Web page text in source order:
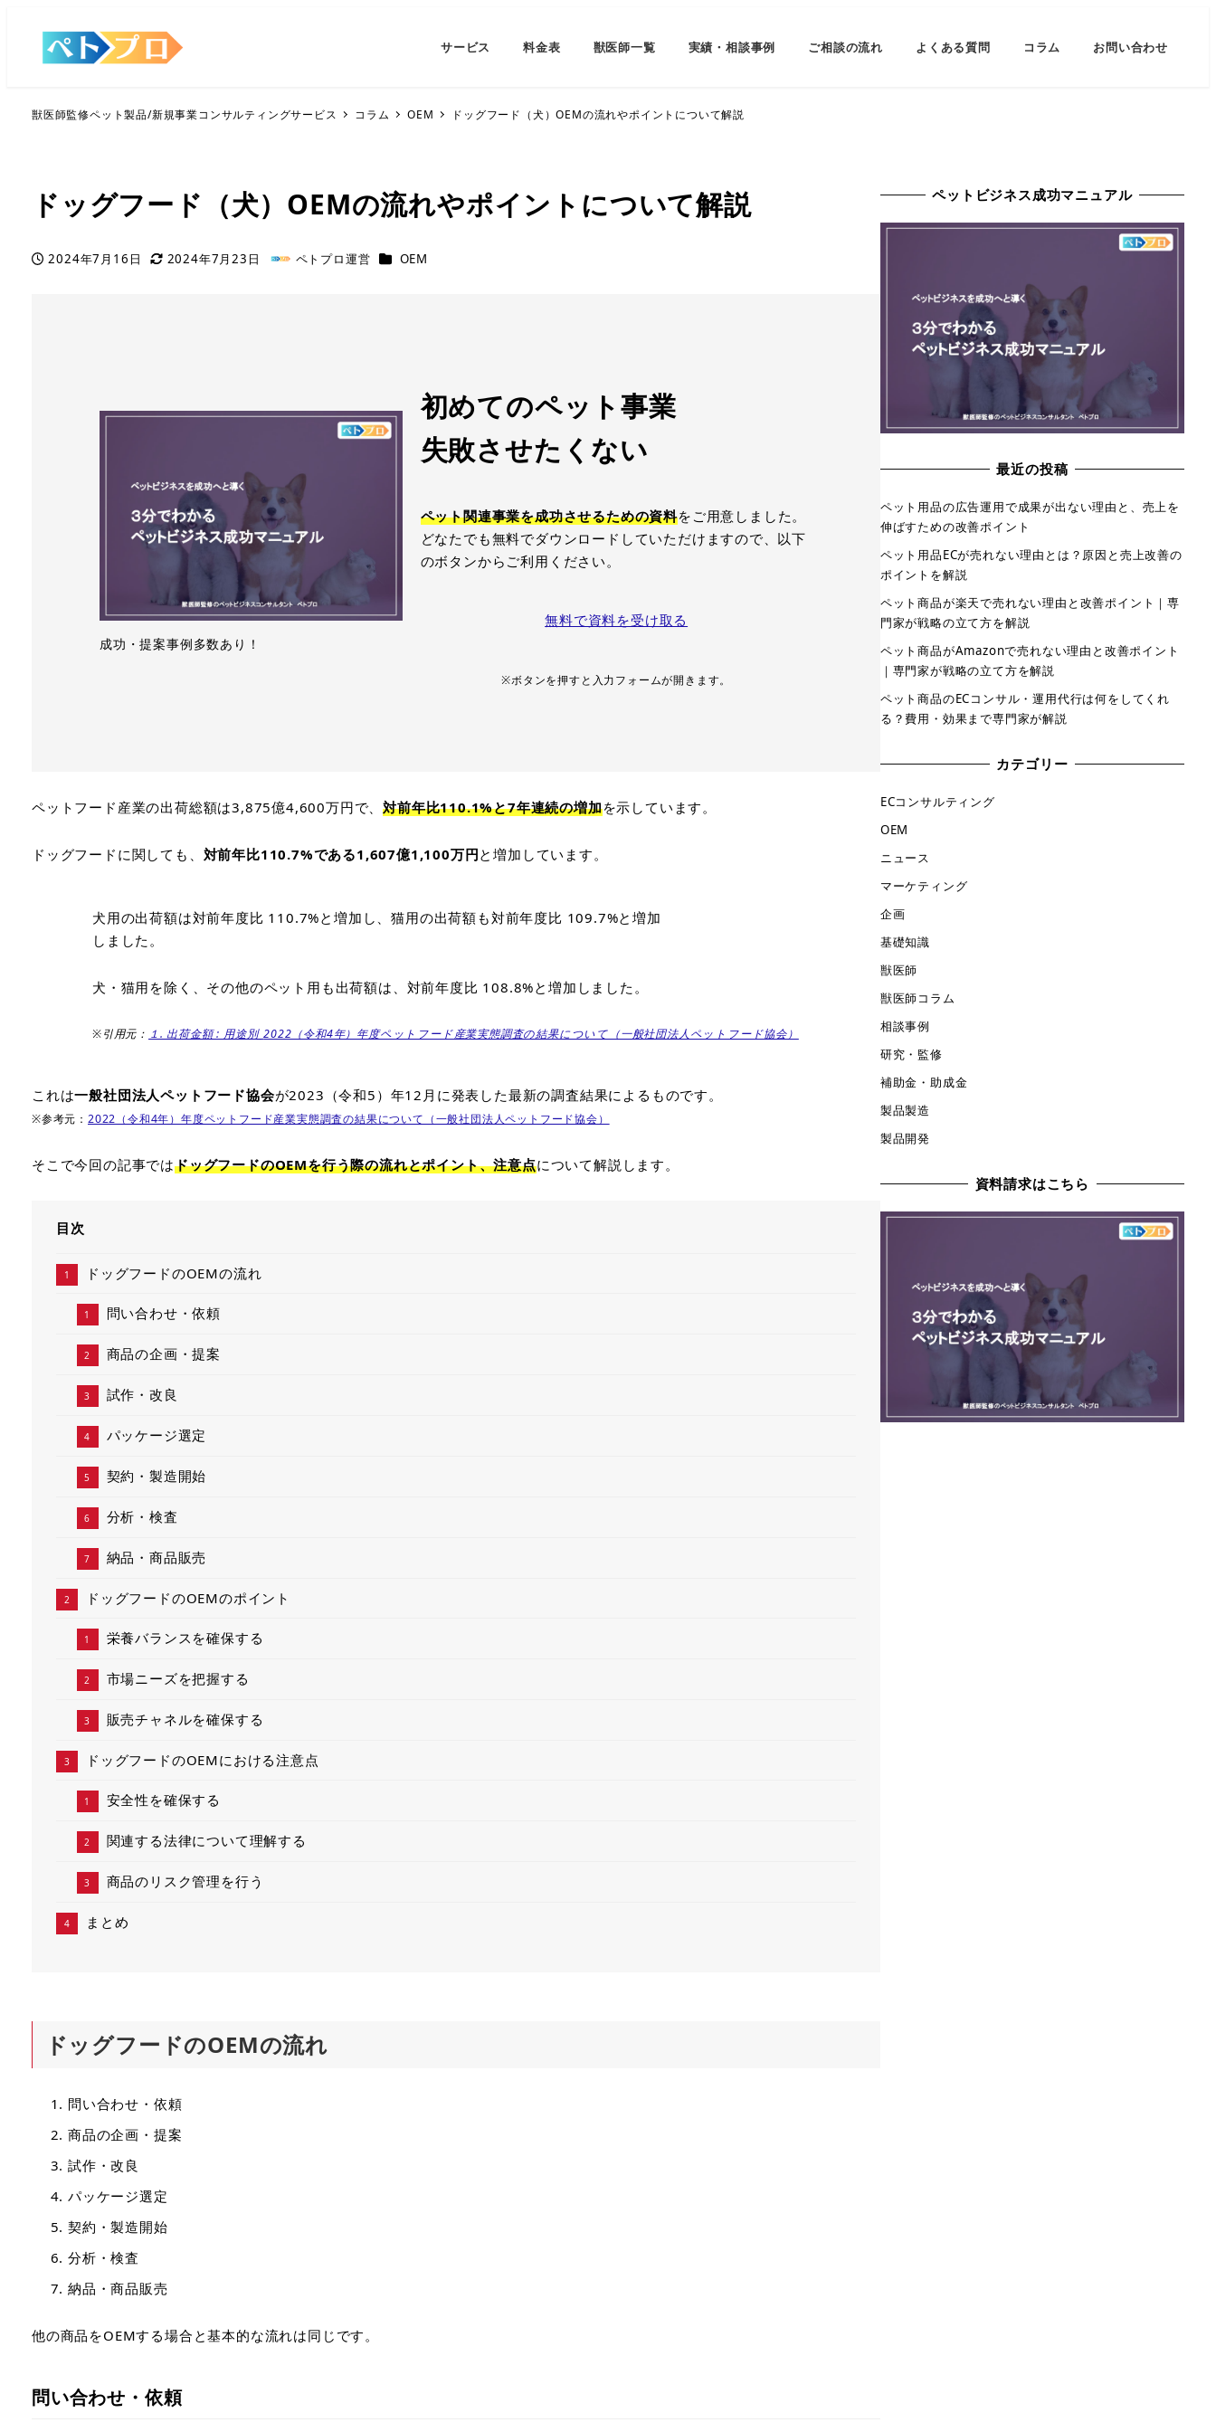
サービス 料金表 獣医師一覧 実績・相談事例 ご相談の流れ よくある質問 コラム お問い合わせ
獣医師監修ペット製品/新規事業コンサルティングサービス コラム OEM ドッグフード（犬）OEMの流れやポイントについて解説
ドッグフード（犬）OEMの流れやポイントについて解説
投稿日
2024年7月16日
更新日
2024年7月23日 ペトプロ運営 カテゴリー
OEM
初めてのペット事業
失敗させたくない
ペット関連事業を成功させるための資料をご用意しました。
どなたでも無料でダウンロードしていただけますので、以下
のボタンからご利用ください。
無料で資料を受け取る
※ボタンを押すと入力フォームが開きます。
成功・提案事例多数あり！
ペットフード産業の出荷総額は3,875億4,600万円で、対前年比110.1%と7年連続の増加を示しています。
ドッグフードに関しても、 対前年比110.7%である1,607億1,100万円と増加しています。
犬用の出荷額は対前年度比 110.7%と増加し、猫用の出荷額も対前年度比 109.7%と増加
しました。
犬・猫用を除く、その他のペット用も出荷額は、対前年度比 108.8%と増加しました。
※引用元： １. 出荷金額 : 用途別_2022（令和4年）年度ペットフード産業実態調査の結果について（一般社団法人ペットフード協会）
これは一般社団法人ペットフード協会が2023（令和5）年12月に発表した最新の調査結果によるものです。
※参考元： 2022（令和4年）年度ペットフード産業実態調査の結果について（一般社団法人ペットフード協会）
そこで今回の記事ではドッグフードのOEMを行う際の流れとポイント、注意点について解説します。
目次
ドッグフードのOEMの流れ
問い合わせ・依頼
商品の企画・提案
試作・改良
パッケージ選定
契約・製造開始
分析・検査
納品・商品販売
ドッグフードのOEMのポイント
栄養バランスを確保する
市場ニーズを把握する
販売チャネルを確保する
ドッグフードのOEMにおける注意点
安全性を確保する
関連する法律について理解する
商品のリスク管理を行う
まとめ
ドッグフードのOEMの流れ
問い合わせ・依頼
商品の企画・提案
試作・改良
パッケージ選定
契約・製造開始
分析・検査
納品・商品販売
他の商品をOEMする場合と基本的な流れは同じです。
問い合わせ・依頼
ペットビジネス成功マニュアル
最近の投稿
ペット用品の広告運用で成果が出ない理由と、売上を
伸ばすための改善ポイント
ペット用品ECが売れない理由とは？原因と売上改善の
ポイントを解説
ペット商品が楽天で売れない理由と改善ポイント｜専
門家が戦略の立て方を解説
ペット商品がAmazonで売れない理由と改善ポイント
｜専門家が戦略の立て方を解説
ペット商品のECコンサル・運用代行は何をしてくれ
る？費用・効果まで専門家が解説
カテゴリー
ECコンサルティング
OEM
ニュース
マーケティング
企画
基礎知識
獣医師
獣医師コラム
相談事例
研究・監修
補助金・助成金
製品製造
製品開発
資料請求はこちら